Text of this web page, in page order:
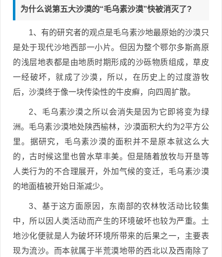
为什么说第五大沙漠的“毛乌素沙漠”快被消灭了?
1、有的研究者的观点是毛乌素沙地最原始的沙漠只
是处于现代沙地西部一小片。但因为整个鄂尔多斯高原
的浅层地表都是由地质时期形成的沙砾物质组成，草皮
一经破坏，就成了沙漠，所以，在历史上的过度游牧
后，沙漠终于像一块传染性的牛皮癣，向四周扩散。
2、毛乌素沙漠之所以会消失是因为它即将变为绿
洲。毛乌素沙漠地处陕西榆林，沙漠面积大约为2平方公
里。据研究，毛乌素沙漠的面积并不是原本就这么大
的，古时候这里也曾水草丰美。但是随着放牧与开垦等
人类行为的不合理展开，外加气候的变迁，毛乌素沙漠
的地面植被开始日渐减少。
3、基于这方面原因，东南部的农林牧活动比较集
中，所以因人类活动而产生的环境破坏也较为严重。土
地沙化便就是人为破坏环境所带来的后果之一，主要表
现为流沙。而本就属于半荒漠地带的西北以及西南除了